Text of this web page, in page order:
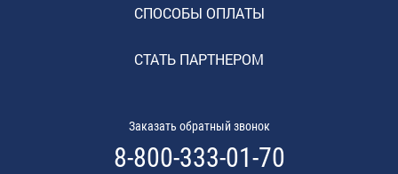
СПОСОБЫ ОПЛАТЫ
СТАТЬ ПАРТНЕРОМ
Заказать обратный звонок
8-800-333-01-70